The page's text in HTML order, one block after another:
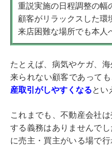
重説実施の日程調整の幅
顧客がリラックスした環
来店困難な場所でも本人
たとえば、病気やケガ、
来られない顧客であって
産取引がしやすくなるとい
これまでも、不動産会社
する義務はありませんで
に売主・買主がいる場で